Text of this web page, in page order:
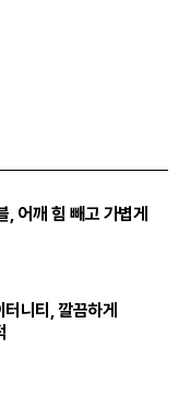
어깨 힘 빼고 가볍게
니티, 깔끔하게